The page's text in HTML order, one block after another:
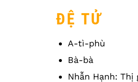
ĐỆ TỬ
A-tì-phù
Bà-bà
Nhẫn Hạnh: Thị